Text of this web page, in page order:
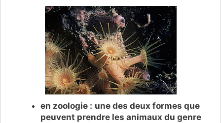
en zoologie : une des deux formes que
peuvent prendre les animaux du genre